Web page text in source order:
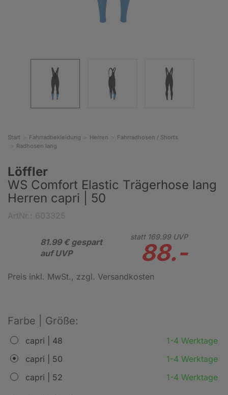
Start Fahrradbekleidung Herren
Fahrradhosen / Shorts
Radhosen lang
Löffler
WS Comfort Elastic Trägerhose lang
Herren capri | 50
81.99 € gespart
auf UVP
statt 169.99UVP
88.-
Preis inkl. MwSt., zzgl. Versandkosten
Farbe | Größe:
capri | 48
1-4 Werktage
capri | 50
1-4 Werktage
capri | 52
1-4 Werktage